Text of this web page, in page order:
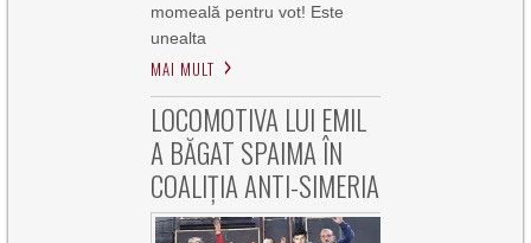
momeală pentru vot! Este
unealta
MAI MULT
LOCOMOTIVA LUI EMIL
A BĂGAT SPAIMA ÎN
COALIȚIA ANTI-SIMERIA